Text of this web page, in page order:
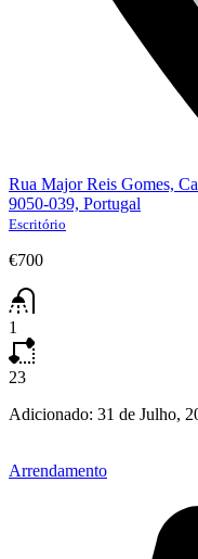
Rua Major Reis Gomes,
9050-039, Portugal
Escritório
€700
1
23
Adicionado: 31 de Julho,
Arrendamento